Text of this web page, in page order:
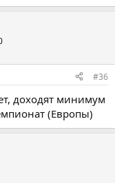
#36
доходят минимум
(Европы)